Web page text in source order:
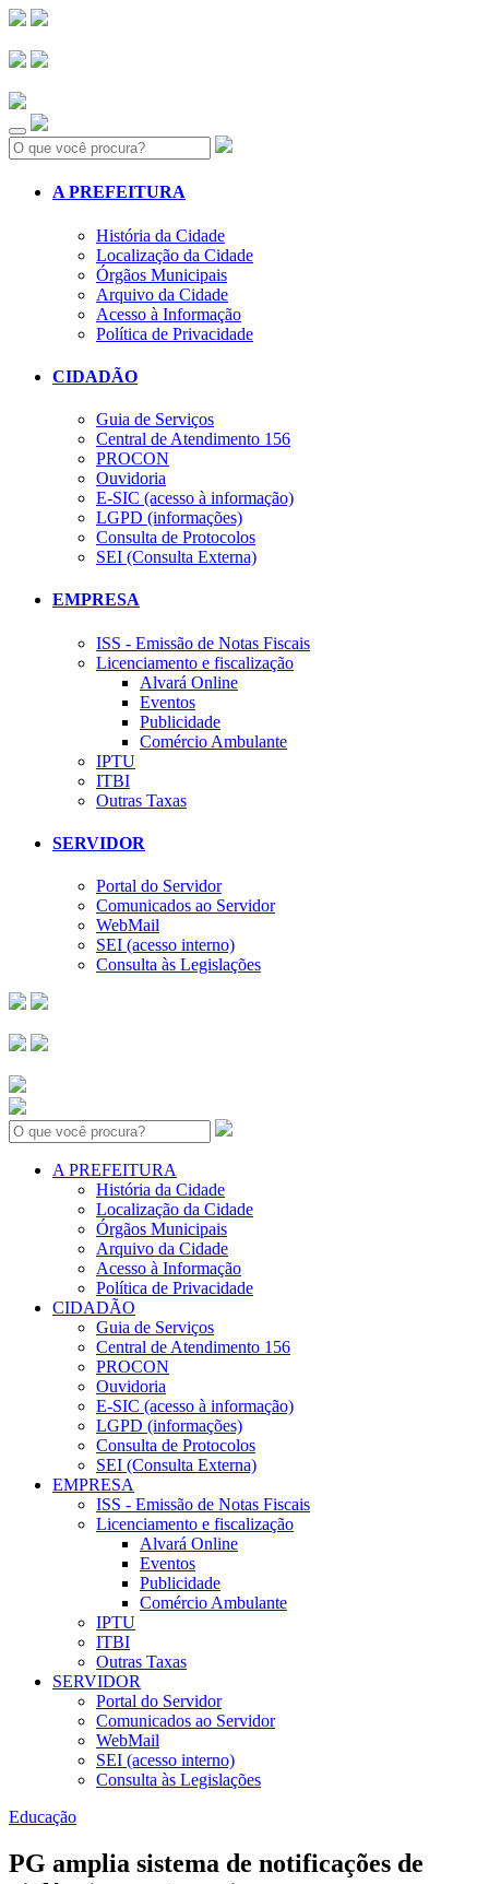
Search:
A PREFEITURA
História da Cidade
Localização da Cidade
Órgãos Municipais
Arquivo da Cidade
Acesso à Informação
Política de Privacidade
CIDADÃO
Guia de Serviços
Central de Atendimento 156
PROCON
Ouvidoria
E-SIC (acesso à informação)
LGPD (informações)
Consulta de Protocolos
SEI (Consulta Externa)
EMPRESA
ISS - Emissão de Notas Fiscais
Licenciamento e fiscalização
Alvará Online
Eventos
Publicidade
Comércio Ambulante
IPTU
ITBI
Outras Taxas
SERVIDOR
Portal do Servidor
Comunicados ao Servidor
WebMail
SEI (acesso interno)
Consulta às Legislações
Search:
A PREFEITURA
História da Cidade
Localização da Cidade
Órgãos Municipais
Arquivo da Cidade
Acesso à Informação
Política de Privacidade
CIDADÃO
Guia de Serviços
Central de Atendimento 156
PROCON
Ouvidoria
E-SIC (acesso à informação)
LGPD (informações)
Consulta de Protocolos
SEI (Consulta Externa)
EMPRESA
ISS - Emissão de Notas Fiscais
Licenciamento e fiscalização
Alvará Online
Eventos
Publicidade
Comércio Ambulante
IPTU
ITBI
Outras Taxas
SERVIDOR
Portal do Servidor
Comunicados ao Servidor
WebMail
SEI (acesso interno)
Consulta às Legislações
Educação
PG amplia sistema de notificações de